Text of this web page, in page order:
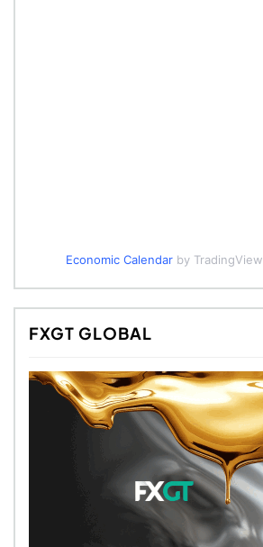
Economic Calendarby TradingView
FXGT GLOBAL